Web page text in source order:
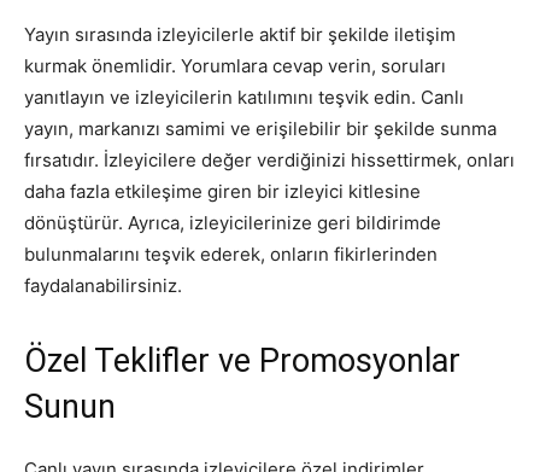
Yayın sırasında izleyicilerle aktif bir şekilde iletişim
kurmak önemlidir. Yorumlara cevap verin, soruları
yanıtlayın ve izleyicilerin katılımını teşvik edin. Canlı
yayın, markanızı samimi ve erişilebilir bir şekilde sunma
fırsatıdır. İzleyicilere değer verdiğinizi hissettirmek, onları
daha fazla etkileşime giren bir izleyici kitlesine
dönüştürür. Ayrıca, izleyicilerinize geri bildirimde
bulunmalarını teşvik ederek, onların fikirlerinden
faydalanabilirsiniz.
Özel Teklifler ve Promosyonlar
Sunun